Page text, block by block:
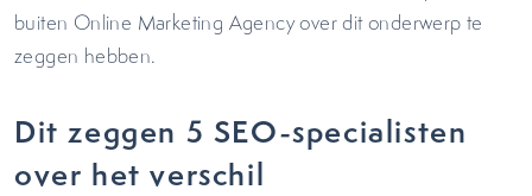
buiten Online Marketing Agency over dit onderwerp te
zeggen hebben.
Dit zeggen 5 SEO-specialisten
over het verschil